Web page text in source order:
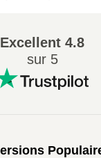
Excellent 4.8
sur 5